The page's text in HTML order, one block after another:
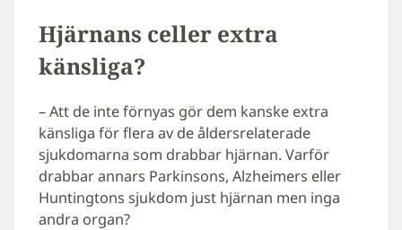
Hjärnans celler extra
känsliga?
– Att de inte förnyas gör dem kanske extra
känsliga för flera av de åldersrelaterade
sjukdomarna som drabbar hjärnan. Varför
drabbar annars Parkinsons, Alzheimers eller
Huntingtons sjukdom just hjärnan men inga
andra organ?